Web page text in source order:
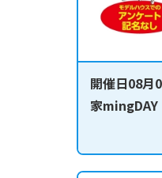
開催日08月
家mingDAY